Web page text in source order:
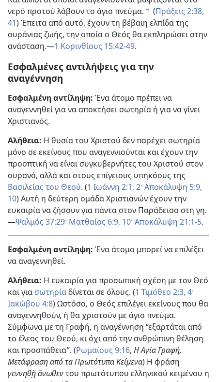
νερό προτού λάβουν το άγιο πνεύμα. a (Πράξεις 2:38,
41) Έπειτα από αυτό, έχουν τη βέβαιη ελπίδα της
ουράνιας ζωής, την οποία ο Θεός θα εκπληρώσει στην
ανάσταση.—1 Κορινθίους 15:42-49.
Εσφαλμένες αντιλήψεις για την
αναγέννηση
Εσφαλμένη αντίληψη: Ένα άτομο πρέπει να
αναγεννηθεί για να αποκτήσει σωτηρία ή για να γίνει
Χριστιανός.
Αλήθεια: Η θυσία του Χριστού δεν παρέχει σωτηρία
μόνο σε εκείνους που αναγεννιούνται και έχουν την
προοπτική να είναι συγκυβερνήτες του Χριστού στον
ουρανό, αλλά και στους επίγειους υπηκόους της
Βασιλείας του Θεού. (1 Ιωάννη 2:1, 2· Αποκάλυψη 5:9,
10) Αυτή η δεύτερη ομάδα Χριστιανών έχουν την
ευκαιρία να ζήσουν για πάντα στον Παράδεισο στη γη.
—Ψαλμός 37:29· Ματθαίος 6:9, 10· Αποκάλυψη 21:1-5.
Εσφαλμένη αντίληψη: Ένα άτομο μπορεί να επιλέξει
να αναγεννηθεί.
Αλήθεια: Η ευκαιρία για προσωπική σχέση με τον Θεό
και για σωτηρίαδίνεται σε όλους. (1 Τιμόθεο 2:3, 4·
Ιακώβου 4:8) Ωστόσο, ο Θεός επιλέγει εκείνους που θα
αναγεννηθούν, ή θα χριστούν με άγιο πνεύμα.
Σύμφωνα με τη Γραφή, η αναγέννηση “εξαρτάται από
το έλεος του Θεού, κι όχι από την ανθρώπινη θέληση
και προσπάθεια”. (Ρωμαίους 9:16, Η Αγία Γραφή,
Μετάφραση από τα Πρωτότυπα Κείμενα) Η φράση
γεννηθῇ ἄνωθεντου πρωτότυπου ελληνικού κειμένου η